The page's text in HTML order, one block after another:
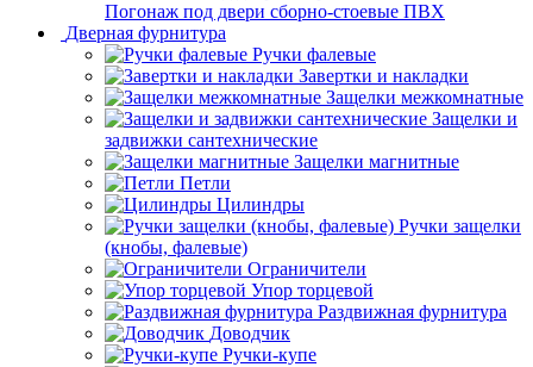
Погонаж под двери сборно-стоевые ПВХ
Дверная фурнитура
Ручки фалевые
Завертки и накладки
Защелки межкомнатные
Защелки и
задвижки сантехнические
Защелки магнитные
Петли
Цилиндры
Ручки защелки
(кнобы, фалевые)
Ограничители
Упор торцевой
Раздвижная фурнитура
Доводчик
Ручки-купе